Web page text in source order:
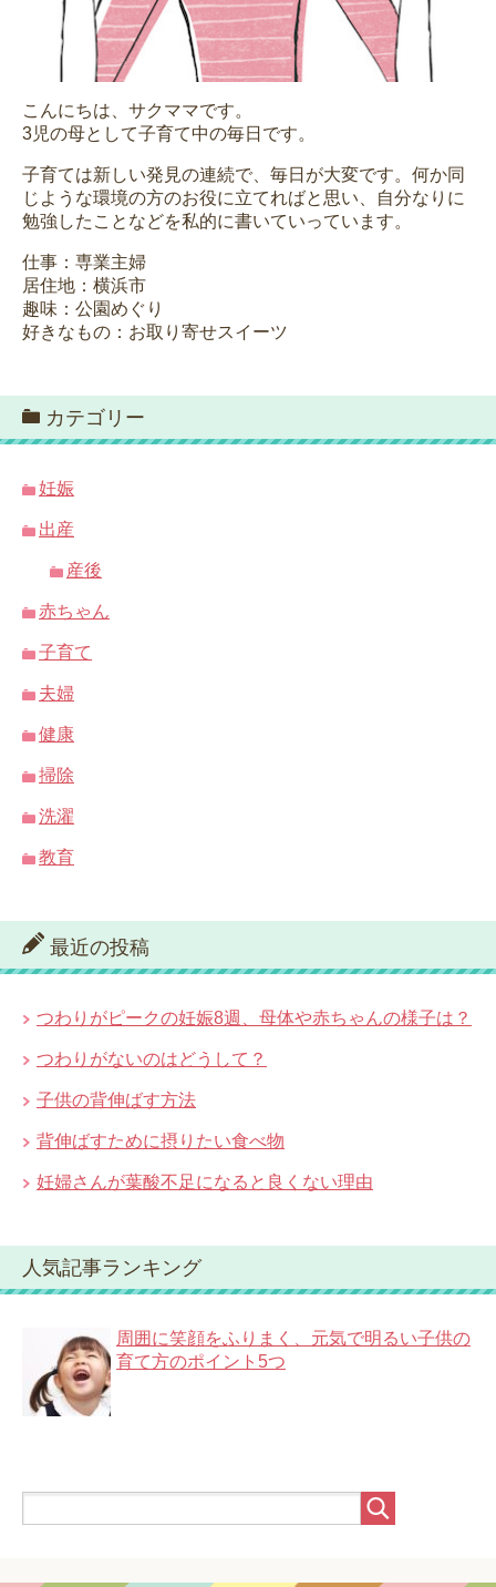
こんにちは、サクママです。
3児の母として子育て中の毎日です。
子育ては新しい発見の連続で、毎日が大変です。何か同
じような環境の方のお役に立てればと思い、自分なりに
勉強したことなどを私的に書いていっています。
仕事：専業主婦
居住地：横浜市
趣味：公園めぐり
好きなもの：お取り寄せスイーツ
カテゴリー
妊娠
出産
産後
赤ちゃん
子育て
夫婦
健康
掃除
洗濯
教育
最近の投稿
つわりがピークの妊娠8週、母体や赤ちゃんの様子は？
つわりがないのはどうして？
子供の背伸ばす方法
背伸ばすために摂りたい食べ物
妊婦さんが葉酸不足になると良くない理由
人気記事ランキング
周囲に笑顔をふりまく、元気で明るい子供の
育て方のポイント5つ